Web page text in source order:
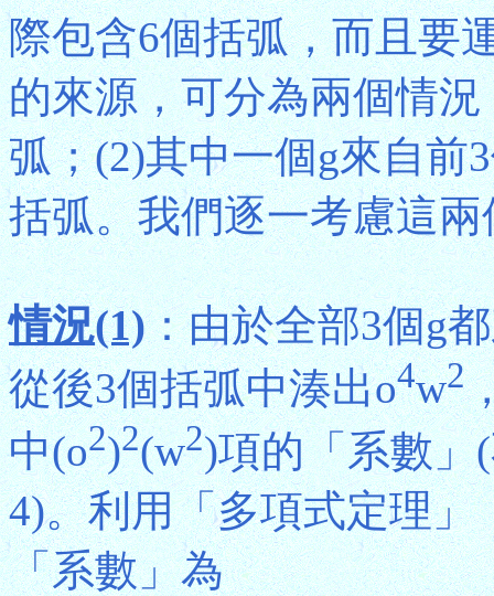
際包含6個括弧，而且要
的來源，可分為兩個情
弧；(2)其中一個g來自前
括弧。我們逐一考慮這
情況(1)：由於全部3個g
從後3個括弧中湊出o4w2
中(o2)2(w2)項的「系數」
4)。利用「多項式定理
「系數」為